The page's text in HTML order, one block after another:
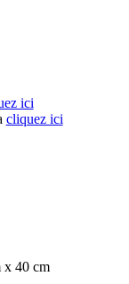
ici
cliquez ici
x 40 cm